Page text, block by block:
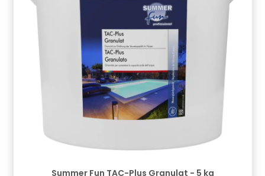
Summer Fun TAC-Plus Granulat - 5 kg